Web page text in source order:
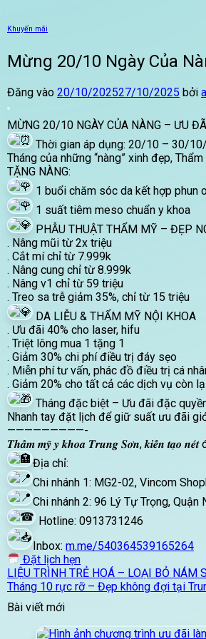
Khuyến mãi
Mừng 20/10 Ngày Của
Đăng vào 20/10/202527/10/2025 bởi
MỪNG 20/10 NGÀY CỦA NÀNG – ƯU
Thời gian áp dụng: 20/10 – 30/
Tháng của những “nàng” xinh đẹp,
TẶNG NÀNG:
1 buổi chăm sóc da kết hợp phun
1 suất tiêm meso chuẩn y khoa
PHẪU THUẬT THẨM MỸ – ĐẸP
. Nâng mũi từ 2x triệu
. Cắt mí chỉ từ 7.999k
. Nâng cung chỉ từ 8.999k
. Nâng v1 chỉ từ 59 triệu
. Treo sa trễ giảm 35%, chỉ từ 15 triệu
DA LIỄU & THẨM MỸ NỘI KHOA
. Ưu đãi 40% cho laser, hifu
. Triệt lông mua 1 tặng 1
. Giảm 30% chi phí điều trị đáy sẹo
. Miễn phí tư vấn, phác đồ điều trị cá
. Giảm 20% cho tất cả các dịch vụ còn
Tháng đặc biệt – Ưu đãi đặc
Nhanh tay đặt lịch để giữ suất ưu đãi
—————————-
𝑻𝒉𝒂̂̉𝒎 𝒎𝒚̃ 𝒚 𝒌𝒉𝒐𝒂 𝑻𝒓𝒖𝒏𝒈 𝑺𝒐̛𝒏, 𝒌𝒊𝒆̂́𝒏 𝒕𝒂̣𝒐 𝒏𝒆́𝒕
Địa chỉ:
Chi nhánh 1: MG2-02, Vincom
Chi nhánh 2: 96 Lý Tự Trọng, Quận
Hotline: 0913731246
Inbox: m.me/540364539165264
Đặt lịch hẹn
LIỆU TRÌNH TRẺ HOÁ – LOẠI BỎ NÁM
Tháng 10 rực rỡ – Đẹp không đợi tại
Bài viết mới